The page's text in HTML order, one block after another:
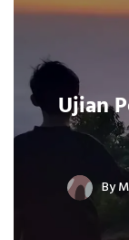
Ujian
By